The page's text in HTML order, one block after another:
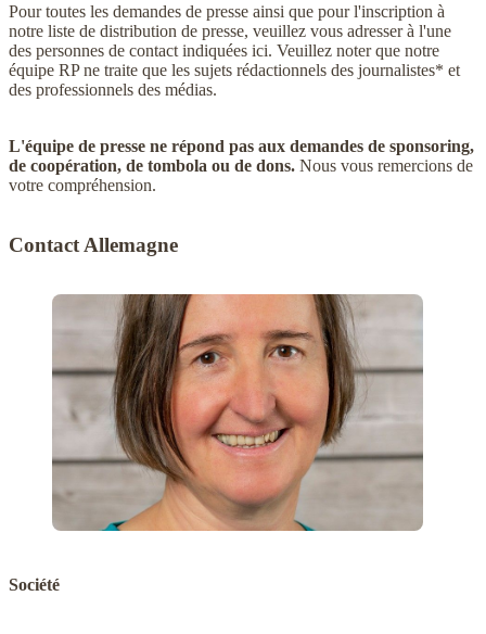
Pour toutes les demandes de presse ainsi que pour l'inscription à
notre liste de distribution de presse, veuillez vous adresser à l'une
des personnes de contact indiquées ici. Veuillez noter que notre
équipe RP ne traite que les sujets rédactionnels des journalistes* et
des professionnels des médias.
L'équipe de presse ne répond pas aux demandes de sponsoring,
de coopération, de tombola ou de dons. Nous vous remercions de
votre compréhension.
Contact Allemagne
Société